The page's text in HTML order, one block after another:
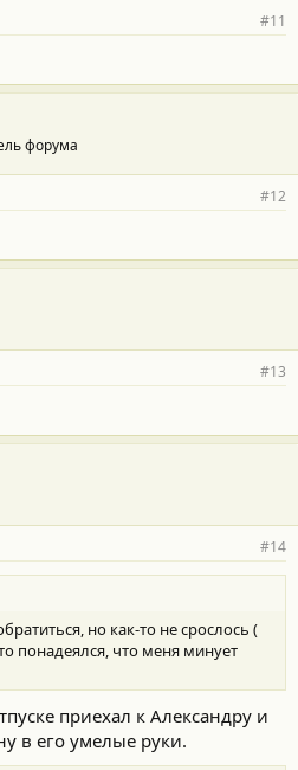
#11
форума
#12
#13
#14
но как-то не срослось (
понадеялся, что меня минует
приехал к Александру и
в его умелые руки.